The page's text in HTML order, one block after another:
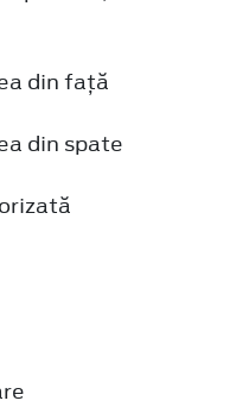
din față
din spate